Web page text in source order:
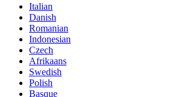
Italian
Danish
Romanian
Indonesian
Czech
Afrikaans
Swedish
Polish
Basque